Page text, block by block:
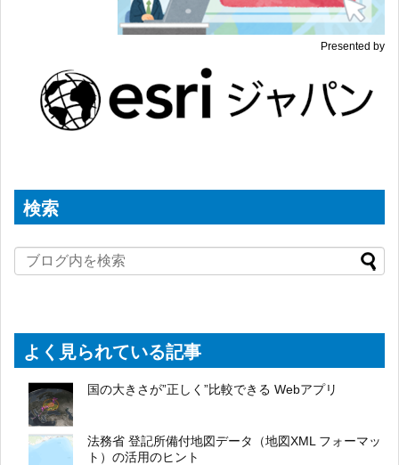
Presented by
検索
よく見られている記事
国の大きさが”正しく”比較できる Webアプリ
法務省 登記所備付地図データ（地図XML フォーマッ
ト）の活用のヒント